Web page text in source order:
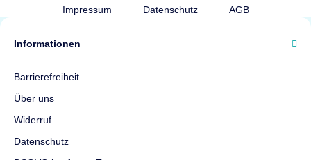
Impressum Datenschutz AGB
Informationen
Barrierefreiheit
Über uns
Widerruf
Datenschutz